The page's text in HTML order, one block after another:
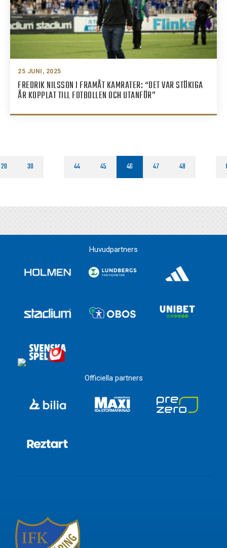
25 JUNI, 2025
FREDRIK NILSSON I FRAMÅT KAMRATER: “DET VAR STÖKIGA
ÅR KOPPLAT TILL FOTBOLLEN OCH UTANFÖR”
20 30 44 45 46 47 48
Huvudpartners
Officiella partners